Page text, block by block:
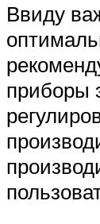
Ввиду
приборы